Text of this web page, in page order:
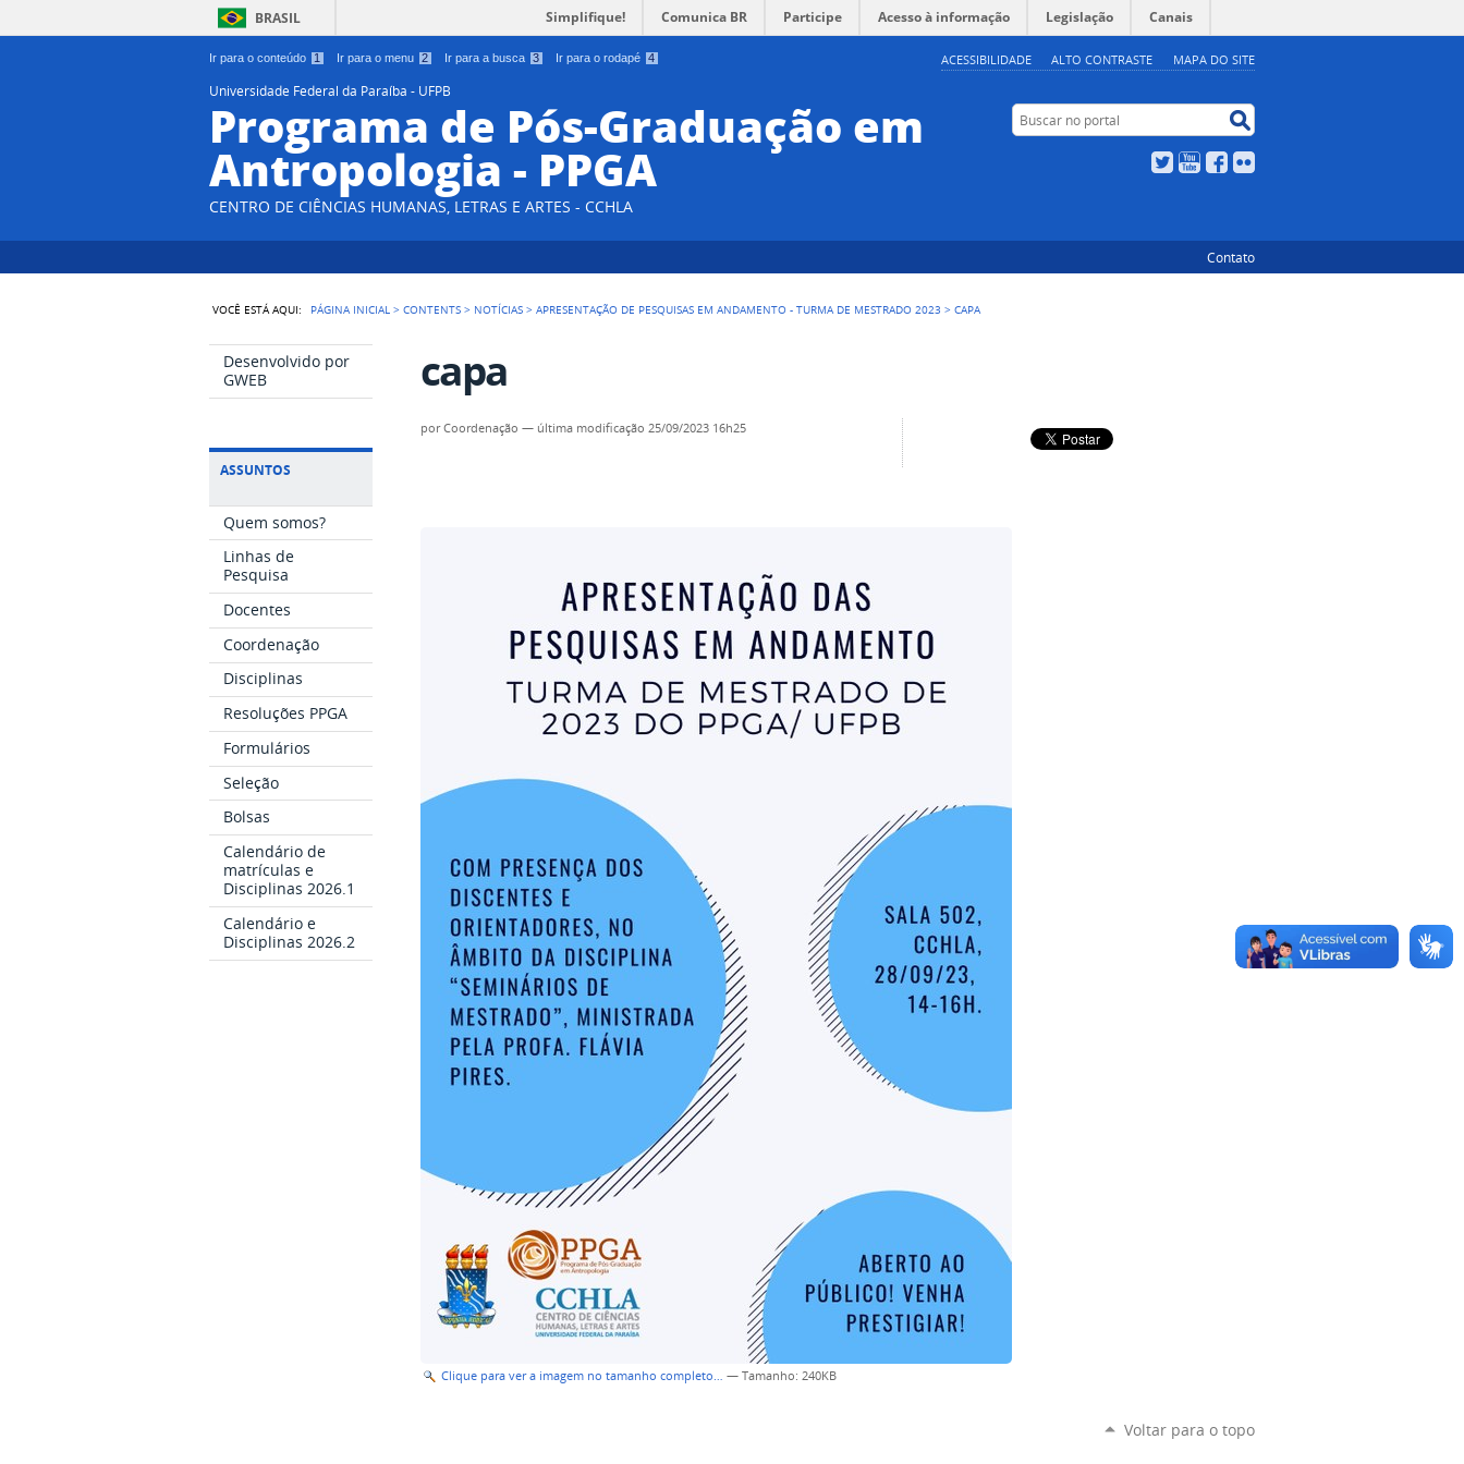
Ir para o conteúdo 1 Ir para o menu 2 Ir para a busca 3 Ir para o rodapé 4 ACESSIBILIDADE ALTO CONTRASTE MAPA DO SITE
BRASIL Simplifique! Comunica BR Participe Acesso à informação Legislação Canais
Universidade Federal da Paraíba - UFPB
Programa de Pós-Graduação em
Antropologia - PPGA
CENTRO DE CIÊNCIAS HUMANAS, LETRAS E ARTES - CCHLA
Buscar no portal
TwitterYouTubeFacebook
Contato
VOCÊ ESTÁ AQUI: PÁGINA INICIAL >CONTENTS > NOTÍCIAS >APRESENTAÇÃO DE PESQUISAS EM ANDAMENTO - TURMA DE MESTRADO 2023 >CAPA
Desenvolvido por
GWEB
ASSUNTOS
Quem somos?
Linhas de
Pesquisa
Docentes
Coordenação
Disciplinas
Resoluções PPGA
Formulários
Seleção
Bolsas
Calendário de
matrículas e
Disciplinas 2026.1
Calendário e
Disciplinas 2026.2
capa
porCoordenação — última modificação 25/09/2023 16h25
Clique para ver a imagem no tamanho completo… —Tamanho: 240KB
Voltar para o topo